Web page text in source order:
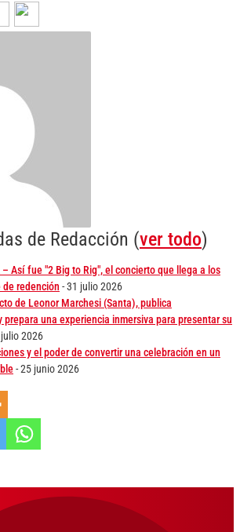
de Redacción (ver todo)
– Así fue "2 Big to Rig", el concierto que llega a los
de redención - 31 julio 2026
de Leonor Marchesi (Santa), publica
prepara una experiencia inmersiva para presentar su
2026
y el poder de convertir una celebración en un
- 25 junio 2026